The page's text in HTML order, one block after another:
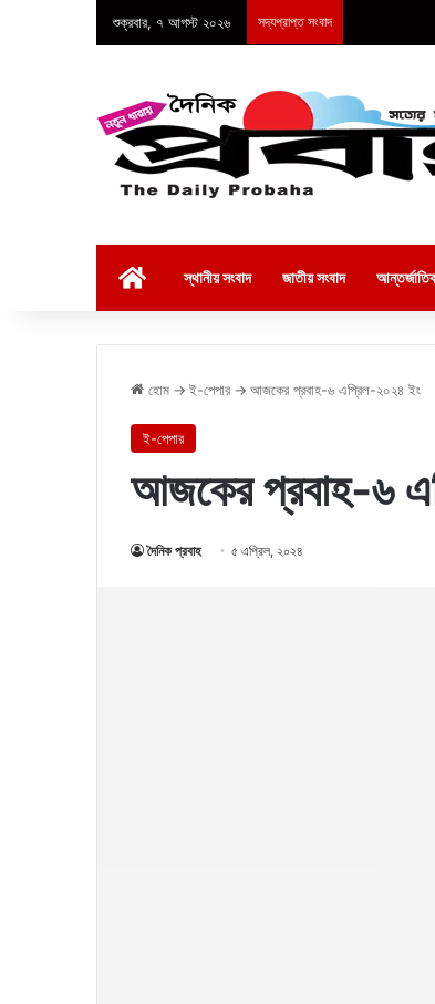
শুক্রবার, ৭ আগস্ট ২০২৬ সদ্যপ্রাপ্ত সংবাদ
স্থানীয় সংবাদ জাতীয় সংবাদ
হোম → ই-পেপার → আজকের প্রবাহ-৬ এপ্রিল-২০২৪ ইং
ই-পেপার
আজকের প্রবাহ-৬
দৈনিক প্রবাহ ৫ এপ্রিল, ২০২৪